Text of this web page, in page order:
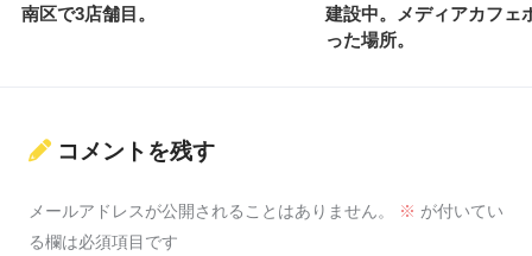
南区で3店舗目。
建設中。メディアカフェ
った場所。
コメントを残す
メールアドレスが公開されることはありません。 ※ が付いてい
る欄は必須項目です